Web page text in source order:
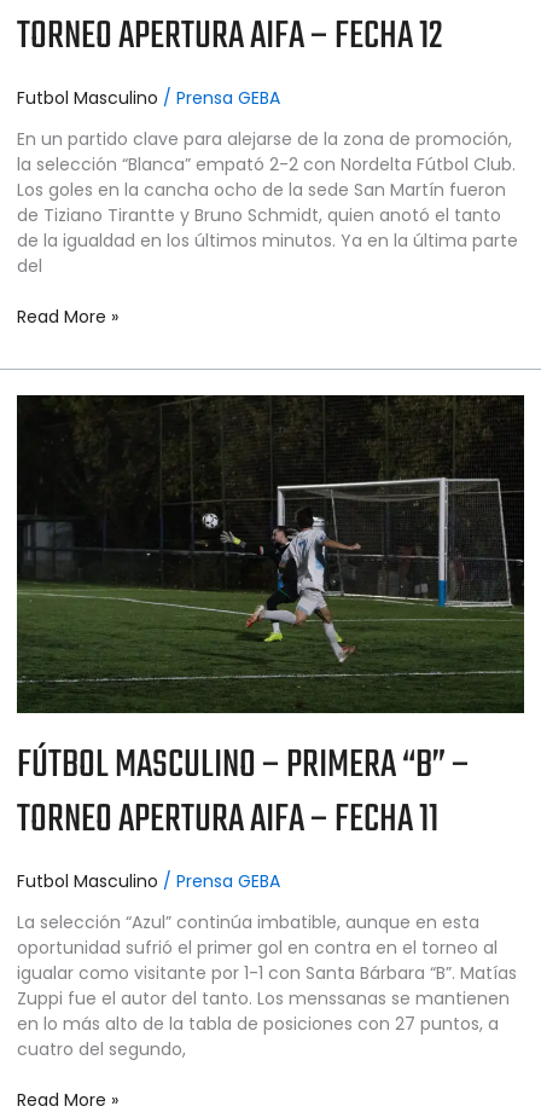
TORNEO APERTURA AIFA – FECHA 12
Futbol Masculino / Prensa GEBA
En un partido clave para alejarse de la zona de promoción,
la selección “Blanca” empató 2-2 con Nordelta Fútbol Club.
Los goles en la cancha ocho de la sede San Martín fueron
de Tiziano Tirantte y Bruno Schmidt, quien anotó el tanto
de la igualdad en los últimos minutos. Ya en la última parte
del
Read More »
FÚTBOL MASCULINO – PRIMERA “B” –
TORNEO APERTURA AIFA – FECHA 11
Futbol Masculino / Prensa GEBA
La selección “Azul” continúa imbatible, aunque en esta
oportunidad sufrió el primer gol en contra en el torneo al
igualar como visitante por 1-1 con Santa Bárbara “B”. Matías
Zuppi fue el autor del tanto. Los menssanas se mantienen
en lo más alto de la tabla de posiciones con 27 puntos, a
cuatro del segundo,
FÚTBOL
MASCULINO
PRIMERA
“B”
–
TORNEO
APERTURA
AIFA
–
FECHA
11
Read More »